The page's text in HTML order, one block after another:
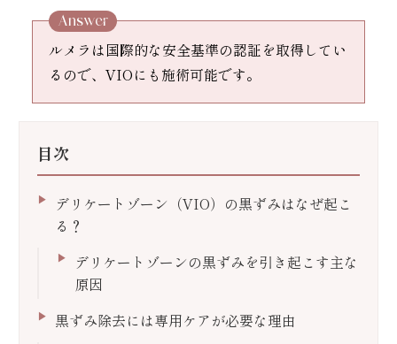
Answer
ルメラは国際的な安全基準の認証を取得してい
るので、VIOにも施術可能です。
目次
デリケートゾーン（VIO）の黒ずみはなぜ起こ
る？
デリケートゾーンの黒ずみを引き起こす主な
原因
黒ずみ除去には専用ケアが必要な理由